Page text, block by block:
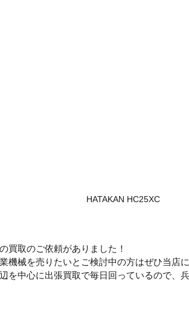
HATAKAN HC25XC
買取のご依頼がありました！
機械を売りたいとご検討中の方はぜひ当店
を中心に出張買取で毎日回っているので、